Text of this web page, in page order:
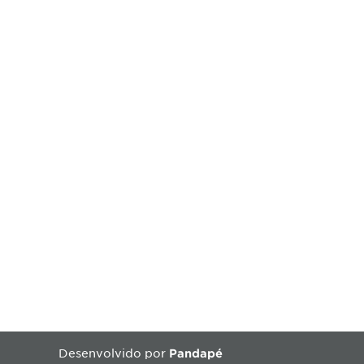
Desenvolvido por Pandapé